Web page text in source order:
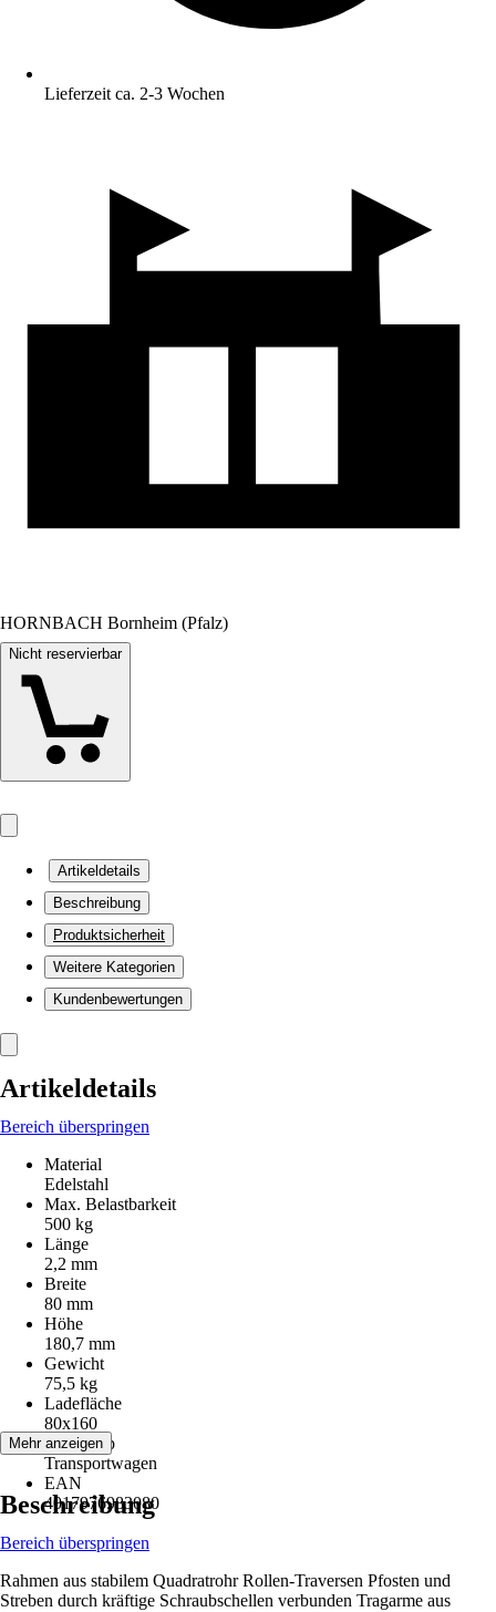
Lieferzeit ca. 2-3 Wochen
HORNBACH Bornheim (Pfalz)
Nicht reservierbar
Artikeldetails
Beschreibung
Produktsicherheit
Weitere Kategorien
Kundenbewertungen
Artikeldetails
Bereich überspringen
Material
Edelstahl
Max. Belastbarkeit
500 kg
Länge
2,2 mm
Breite
80 mm
Höhe
180,7 mm
Gewicht
75,5 kg
Ladefläche
80x160
Artikeltyp
Transportwagen
EAN
4017976983080
Mehr anzeigen
Beschreibung
Bereich überspringen
Rahmen aus stabilem Quadratrohr Rollen-Traversen Pfosten und
Streben durch kräftige Schraubschellen verbunden Tragarme aus